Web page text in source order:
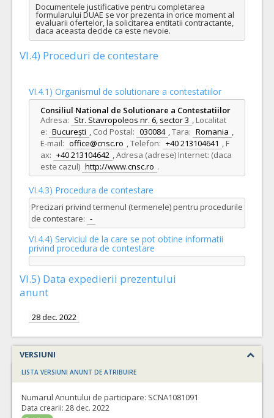
Documentele justificative pentru completarea
formularului DUAE se vor prezenta in orice moment al
evaluarii ofertelor, la solicitarea entitatii contractante,
daca aceasta decide ca este nevoie.
VI.4) Proceduri de contestare
VI.4.1) Organismul de solutionare a contestatiilor
Consiliul National de Solutionare a Contestatiilor
Adresa: Str. Stavropoleos nr. 6, sector 3 , Localitat
e: București , Cod Postal: 030084 ,Tara: Romania ,
E-mail: office@cnsc.ro ,Telefon: +40 213104641 , F
ax: +40 213104642 ,Adresa (adrese) Internet: (daca
este cazul) http://www.cnsc.ro .
VI.4.3) Procedura de contestare
Precizari privind termenul (termenele) pentru procedurile
de contestare: -
VI.4.4) Serviciul de la care se pot obtine informatii
privind procedura de contestare
VI.5) Data expedierii prezentului
anunt
28 dec. 2022
VERSIUNI
LISTA VERSIUNI ANUNT DE ATRIBUIRE
Numarul Anuntului de participare: SCNA1081091
Data crearii: 28 dec. 2022